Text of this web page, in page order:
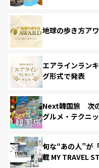
地球の歩き方ア
エアラインラン
グ形式で発表
Next韓国旅 次の
グルメ・テクニ
旬な“あの人”が
載 MY TRAVEL